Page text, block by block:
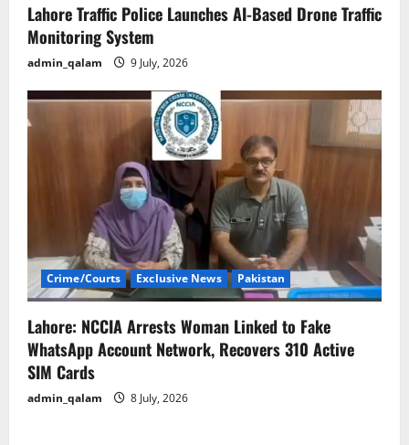
Lahore Traffic Police Launches AI-Based Drone Traffic
Monitoring System
admin_qalam 9 July, 2026
Crime/Courts Exclusive News Pakistan
Lahore: NCCIA Arrests Woman Linked to Fake
WhatsApp Account Network, Recovers 310 Active
SIM Cards
admin_qalam 8 July, 2026